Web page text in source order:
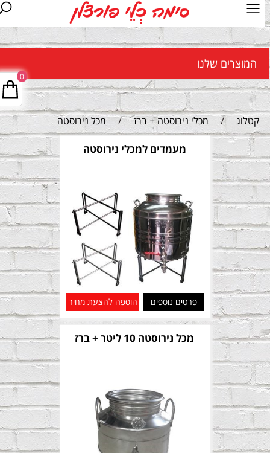
המוצרים שלנו
קטלוג / מכלי נירוסטה + ברז / מכל נירוסטה
0
מעמדים למכלי נירוסטה
פרטים נוספים הוספה להצעת מחיר
מכל נירוסטה 10 ליטר + ברז